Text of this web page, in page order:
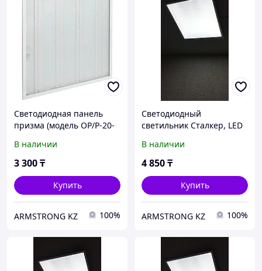
Светодиодная панель
призма (модель OP/P-20-
В наличии
3 300₸
Купить
ARMSTRONG KZ 100%
Светодиодный
светильник Сталкер, LED
В наличии
4 850₸
Купить
ARMSTRONG KZ 100%